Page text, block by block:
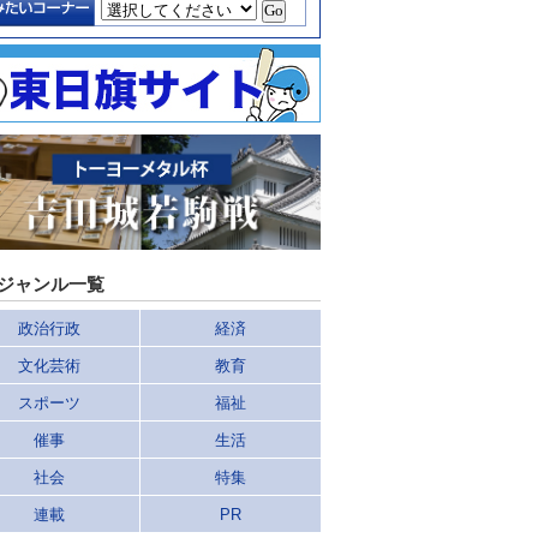
ャンル一覧
政治行政 経済
文化芸術 教育
スポーツ 福祉
催事 生活
社会 特集
連載 PR